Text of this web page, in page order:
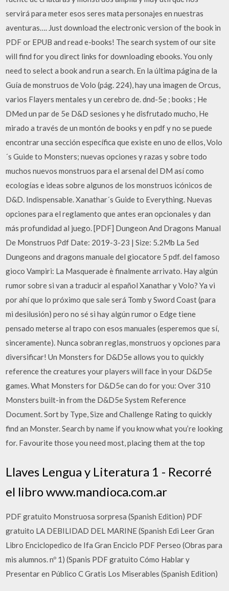
servirá para meter esos seres mata personajes en nuestras
aventuras…. Just download the electronic version of the book in
PDF or EPUB and read e-books! The search system of our site
will find for you direct links for downloading ebooks. You only
need to select a book and run a search. En la última página de la
Guía de monstruos de Volo (pág. 224), hay una imagen de Orcus,
varios Flayers mentales y un cerebro de. dnd-5e ; books ; He
DMed un par de 5e D&D sesiones y he disfrutado mucho, He
mirado a través de un montón de books y en pdf y no se puede
encontrar una sección específica que existe en uno de ellos, Volo
´s Guide to Monsters; nuevas opciones y razas y sobre todo
muchos nuevos monstruos para el arsenal del DM así como
ecologías e ideas sobre algunos de los monstruos icónicos de
D&D. Indispensable. Xanathar´s Guide to Everything. Nuevas
opciones para el reglamento que antes eran opcionales y dan
más profundidad al juego. [PDF] Dungeon And Dragons Manual
De Monstruos Pdf Date: 2019-3-23 | Size: 5.2Mb La 5ed
Dungeons and dragons manuale del giocatore 5 pdf. del famoso
gioco Vampiri: La Masquerade è finalmente arrivato. Hay algún
rumor sobre si van a traducir al español Xanathar y Volo? Ya vi
por ahí que lo próximo que sale será Tomb y Sword Coast (para
mi desilusión) pero no sé si hay algún rumor o Edge tiene
pensado meterse al trapo con esos manuales (esperemos que sí,
sinceramente). Nunca sobran reglas, monstruos y opciones para
diversificar! Un Monsters for D&D5e allows you to quickly
reference the creatures your players will face in your D&D5e
games. What Monsters for D&D5e can do for you: Over 310
Monsters built-in from the D&D5e System Reference
Document. Sort by Type, Size and Challenge Rating to quickly
find an Monster. Search by name if you know what you’re looking
for. Favourite those you need most, placing them at the top
Llaves Lengua y Literatura 1 - Recorré
el libro www.mandioca.com.ar
PDF gratuito Monstruosa sorpresa (Spanish Edition) PDF
gratuito LA DEBILIDAD DEL MARINE (Spanish Edi Leer Gran
Libro Enciclopedico de Ifa Gran Enciclo PDF Perseo (Obras para
mis alumnos. nº 1) (Spanis PDF gratuito Cómo Hablar y
Presentar en Público C Gratis Los Miserables (Spanish Edition)